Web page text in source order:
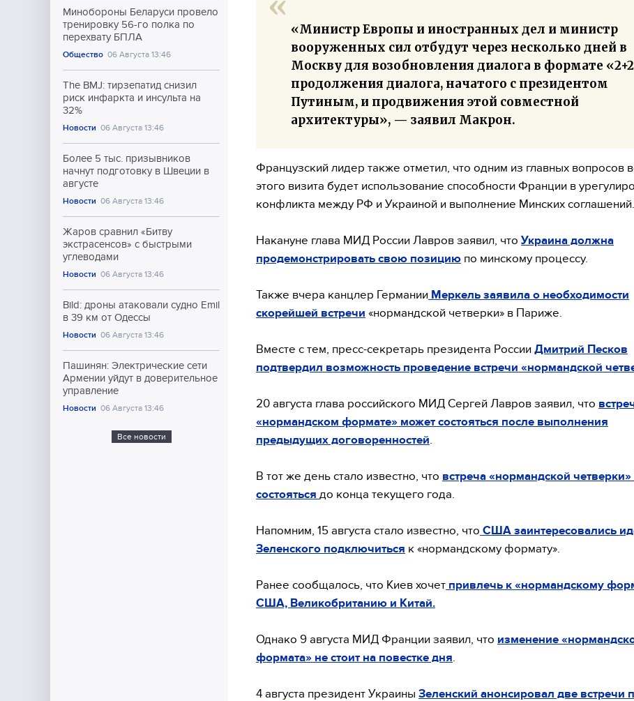
Минобороны Беларуси провело
тренировку 56-го полка по
перехвату БПЛА
Общество 06 Августа 13:46
The BMJ: тирзепатид снизил
риск инфаркта и инсульта на
32%
Новости 06 Августа 13:46
Более 5 тыс. призывников
начнут подготовку в Швеции в
августе
Новости 06 Августа 13:46
Жаров сравнил «Битву
экстрасенсов» с быстрыми
углеводами
Новости 06 Августа 13:46
Bild: дроны атаковали судно Emil
в 39 км от Одессы
Новости 06 Августа 13:46
Пашинян: Электрические сети
Армении уйдут в доверительное
управление
Новости 06 Августа 13:46
Все новости
«Министр Европы и иностранных дел и министр
вооруженных сил отбудут через несколько дней в
Москву для возобновления диалога в формате
продолжения диалога, начатого с президентом
Путиным, и продвижения этой совместной
архитектуры», — заявил Макрон.
Французский лидер также отметил, что одним из главных вопросов
этого визита будет использование способности Франции в
конфликта между РФ и Украиной и выполнение Минских соглашений.
Накануне глава МИД России Лавров заявил, что Украина должна
продемонстрировать свою позицию по минскому процессу.
Также вчера канцлер Германии Меркель заявила о необходимости
скорейшей встречи «нормандской четверки» в Париже.
Вместе с тем, пресс-секретарь президента России Дмитрий Песков
подтвердил возможность проведение встречи «нормандской
20 августа глава российского МИД Сергей Лавров заявил, что
«нормандском формате» может состояться после выполнения
предыдущих договоренностей
В тот же день стало известно, что встреча «нормандской
состояться до конца текущего года.
Напомним, 15 августа стало известно, что США заинтересовались
Зеленского подключиться к «нормандскому формату».
Ранее сообщалось, что Киев хочет привлечь к «нормандскому
США, Великобританию и Китай.
Однако 9 августа МИД Франции заявил, что изменение
формата» не стоит на повестке дня
4 августа президент Украины Зеленский анонсировал две встречи